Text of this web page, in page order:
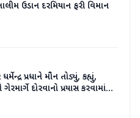
ઉડાન દરમિયાન ફરી વિમાન
પ્રધાને મૌન તોડ્યું, કહ્યું,
દોરવાનો પ્રયાસ કરવામાં
પદ મહત્વનું નથી'